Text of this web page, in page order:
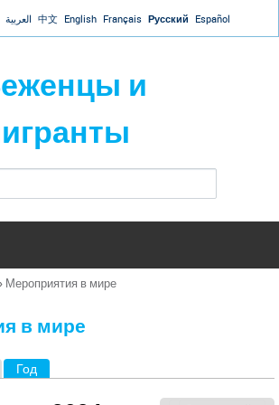
Jump to navigationالعربية 中文 English Français Русский Español
и
› Мероприятия в мире
в мире
Год